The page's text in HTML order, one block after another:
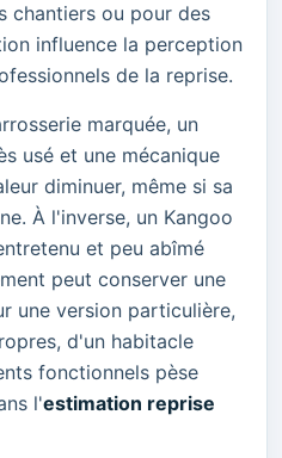
chantiers ou pour des
influence la perception
de la reprise.
marquée, un
usé et une mécanique
diminuer, même si sa
À l'inverse, un Kangoo
et peu abîmé
peut conserver une
une version particulière,
d'un habitacle
fonctionnels pèse
l'estimation reprise